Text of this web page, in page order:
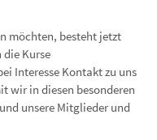
möchten, besteht jetzt
Kurse
Interesse Kontakt zu uns
wir in diesen besonderen
unsere Mitglieder und